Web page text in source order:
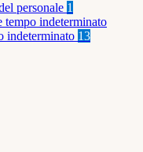
personale 1
tempo indeterminato
indeterminato 13